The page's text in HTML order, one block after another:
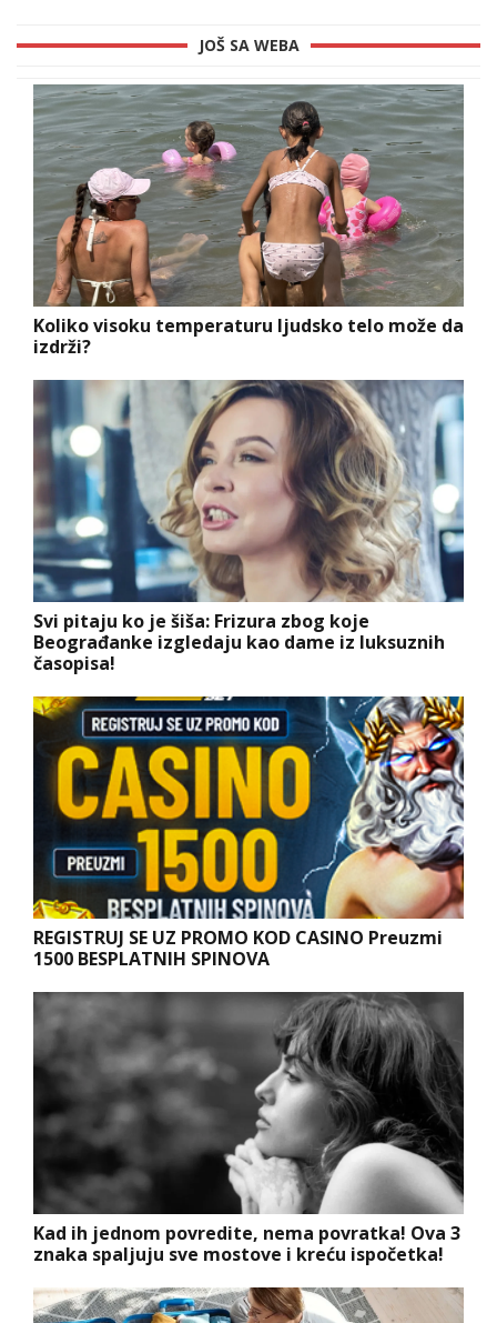
JOŠ SA WEBA
Koliko visoku temperaturu ljudsko telo može da
izdrži?
Svi pitaju ko je šiša: Frizura zbog koje
Beograđanke izgledaju kao dame iz luksuznih
časopisa!
REGISTRUJ SE UZ PROMO KOD CASINO Preuzmi
1500 BESPLATNIH SPINOVA
Kad ih jednom povredite, nema povratka! Ova 3
znaka spaljuju sve mostove i kreću ispočetka!